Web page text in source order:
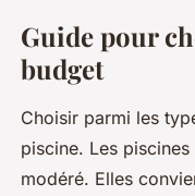
Guide pour
budget
Choisir parmi les
piscine. Les
modéré. Elles